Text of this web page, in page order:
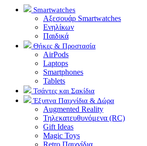
Smartwatches
Αξεσουάρ Smartwatches
Ενηλίκων
Παιδικά
Θήκες & Προστασία
AirPods
Laptops
Smartphones
Tablets
Τσάντες και Σακίδια
Έξυπνα Παιχνίδια & Δώρα
Augmented Reality
Τηλεκατευθυνόμενα (RC)
Gift Ideas
Magic Toys
Retro Παιχνίδια